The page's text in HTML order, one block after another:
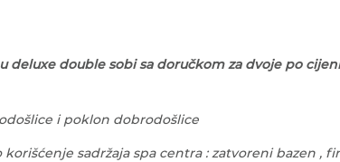
deluxe double sobi sa doručkom za dvoje po
i poklon dobrodošlice
sadržaja spa centra : zatvoreni bazen ,